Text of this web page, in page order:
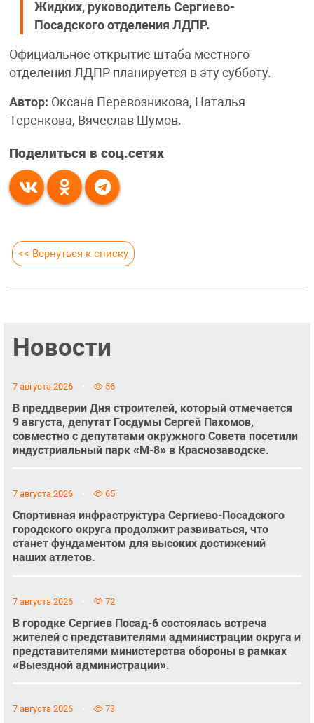
Жидких, руководитель Сергиево-
Посадского отделения ЛДПР.
Официальное открытие штаба местного
отделения ЛДПР планируется в эту субботу.
Автор: Оксана Перевозникова, Наталья
Теренкова, Вячеслав Шумов.
Поделиться в соц.сетях
<< Вернуться к списку
Новости
7 августа 2026 56
В преддверии Дня строителей, который отмечается
9 августа, депутат Госдумы Сергей Пахомов,
совместно с депутатами окружного Совета посетили
индустриальный парк «М-8» в Краснозаводске.
7 августа 2026 65
Спортивная инфраструктура Сергиево-Посадского
городского округа продолжит развиваться, что
станет фундаментом для высоких достижений
наших атлетов.
7 августа 2026 72
В городке Сергиев Посад-6 состоялась встреча
жителей с представителями администрации округа и
представителями министерства обороны в рамках
«Выездной администрации».
7 августа 2026 73